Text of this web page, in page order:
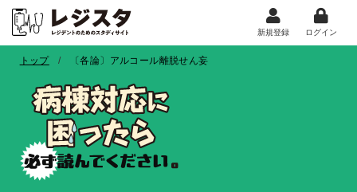
新規登録 ログイン
トップ 〔各論〕アルコール離脱せん妄